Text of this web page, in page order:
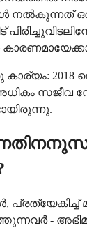
നൽകുന്നത്
കാര്യം:
സജീവ
പ്രത്യേകിച്ച്
-